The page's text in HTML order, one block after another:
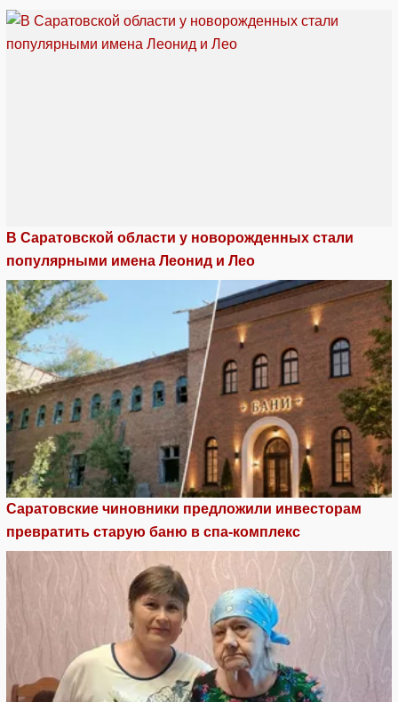
В Саратовской области у новорожденных стали
популярными имена Леонид и Лео
Саратовские чиновники предложили инвесторам
превратить старую баню в спа-комплекс